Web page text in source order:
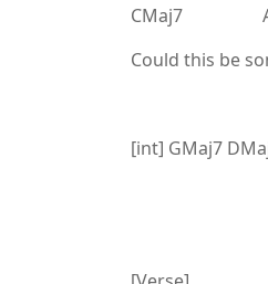
CMaj7
Could this be
[int] GMaj7